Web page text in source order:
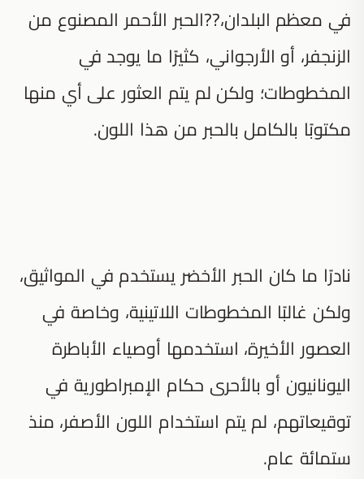
في معظم البلدان،??الحبر الأحمر المصنوع من
الزنجفر، أو الأرجواني، كثيرًا ما يوجد في
المخطوطات؛ ولكن لم يتم العثور على أي منها
مكتوبًا بالكامل بالحبر من هذا اللون.
نادرًا ما كان الحبر الأخضر يستخدم في المواثيق،
ولكن غالبًا المخطوطات اللاتينية، وخاصة في
العصور الأخيرة، استخدمها أوصياء الأباطرة
اليونانيون أو بالأحرى حكام الإمبراطورية في
توقيعاتهم، لم يتم استخدام اللون الأصفر، منذ
ستمائة عام.